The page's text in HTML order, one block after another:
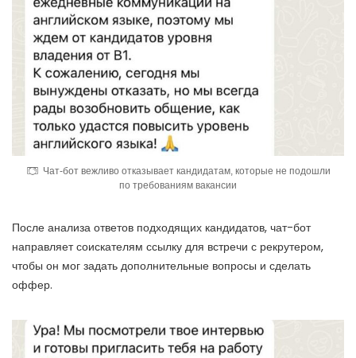
Чат-бот вежливо отказывает кандидатам, которые не подошли
по требованиям вакансии
После анализа ответов подходящих кандидатов, чат-бот
направляет соискателям ссылку для встречи с рекрутером,
чтобы он мог задать дополнительные вопросы и сделать
оффер.